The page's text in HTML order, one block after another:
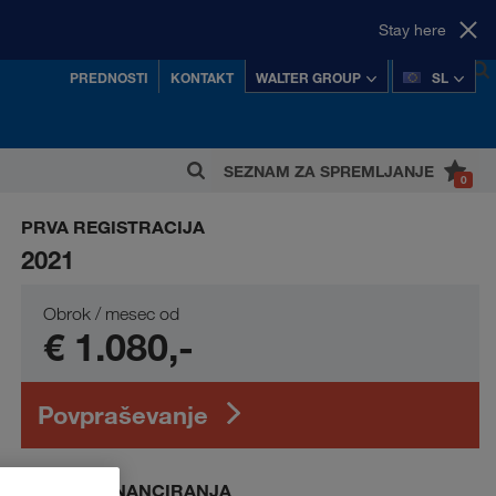
Stay here
PREDNOSTI KONTAKT WALTER GROUP SL
SEZNAM ZA SPREMLJANJE 0
PRVA REGISTRACIJA
2021
Obrok / mesec od
€ 1.080,-
Povpraševanje
PRIMER FINANCIRANJA